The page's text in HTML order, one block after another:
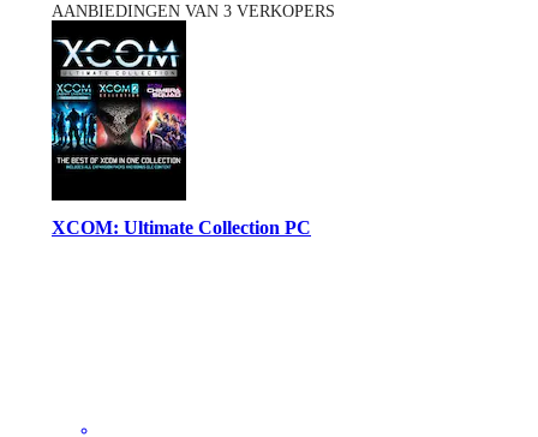
AANBIEDINGEN VAN 3 VERKOPERS
XCOM: Ultimate Collection PC